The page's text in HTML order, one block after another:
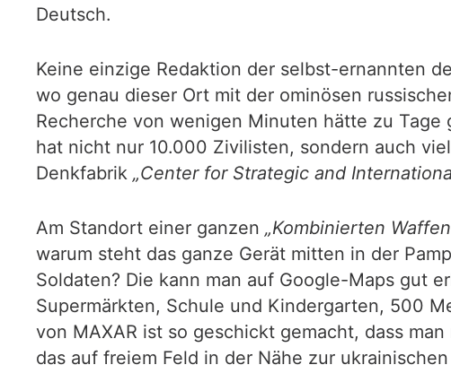
Deutsch.
Keine einzige Redaktion der selbst-ernannten
wo genau dieser Ort mit der ominösen
Recherche von wenigen Minuten hätte zu
hat nicht nur 10.000 Zivilisten, sondern auch
Denkfabrik „Center for Strategic and
Am Standort einer ganzen „Kombinierten
warum steht das ganze Gerät mitten in der
Soldaten? Die kann man auf Google-Maps gut
Supermärkten, Schule und Kindergarten, 500
von MAXAR ist so geschickt gemacht, dass
das auf freiem Feld in der Nähe zur